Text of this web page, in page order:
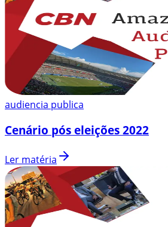
audiencia publica
Cenário pós eleições 2022
Ler matéria